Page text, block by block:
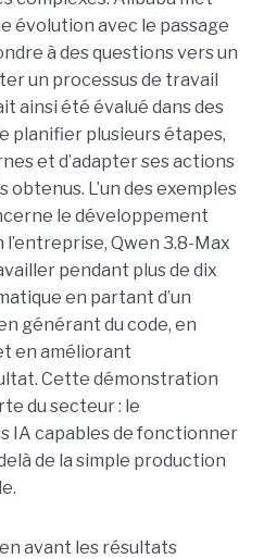
évolution avec le passage
à des questions vers un
un processus de travail
ainsi été évalué dans des
planifier plusieurs étapes,
et d’adapter ses actions
L’un des exemples
le développement
Qwen 3.8-Max
pendant plus de dix
en partant d’un
générant du code, en
en améliorant
Cette démonstration
du secteur : le
IA capables de fonctionner
de la simple production
avant les résultats